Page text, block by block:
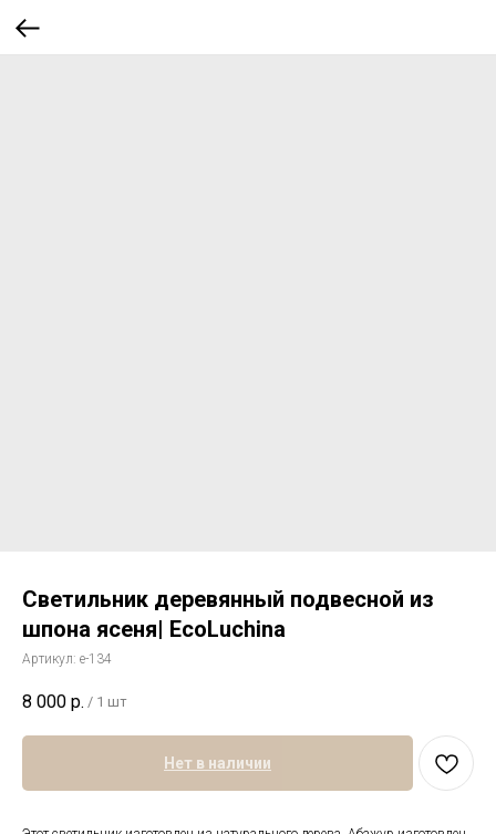
Светильник деревянный подвесной из
шпона ясеня| EcoLuchina
Артикул: е-134
8 000 р. / 1 шт
Нет в наличии